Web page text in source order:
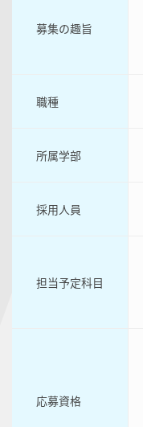
募集の趣旨
職種
所属学部
採用人員
担当予定科目
応募資格